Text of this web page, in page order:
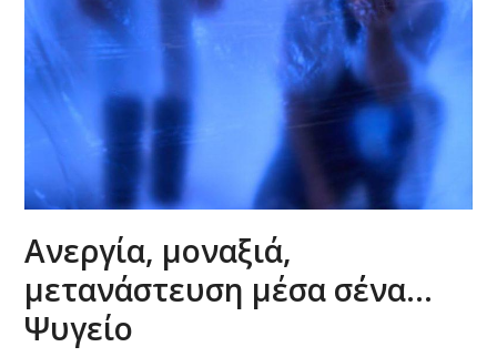
Ανεργία, μοναξιά,
μετανάστευση μέσα σ΄ένα…
Ψυγείο